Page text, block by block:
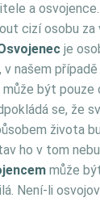
a osvojence.
cizí osobu za
je
našem
může být pouze
se, že
života
ho v tom
může
Není-li